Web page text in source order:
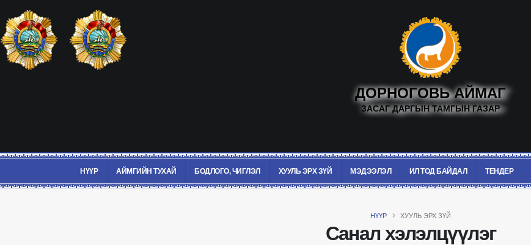
ДОРНОГОВЬ АЙМАГ
ЗАСАГ ДАРГЫН ТАМГЫН ГАЗАР
НҮҮР АЙМГИЙН ТУХАЙ БОДЛОГО, ЧИГЛЭЛ ХУУЛЬ ЭРХ ЗҮЙ МЭДЭЭЛЭЛ ИЛ ТОД БАЙДАЛ ТЕНДЕР
НҮҮР ХУУЛЬ ЭРХ ЗҮЙ
Санал хэлэлцүүлэг